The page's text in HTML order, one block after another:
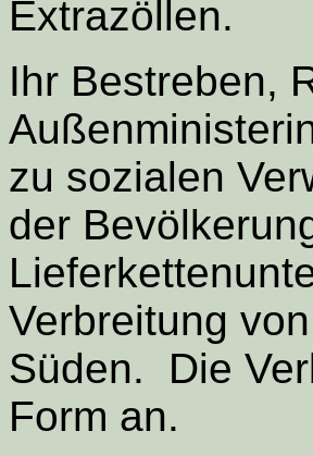
Extrazöllen.
Ihr Bestreben,
zu sozialen
der
Verbreitung
Süden. Die
Form an.